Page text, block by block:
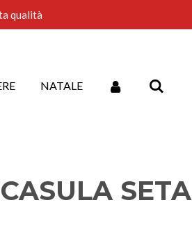
qualità
NATALE
SETA